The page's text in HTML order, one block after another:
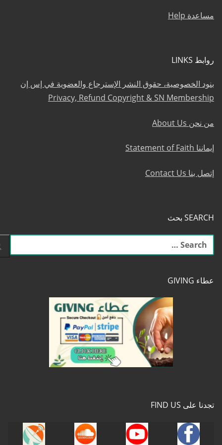
مساعدة Help
روابط LINKS
بنود الخصوصية، حقوق النشر الإسترجاع والعضوية في إس إن
Privacy, Refund Copyright & SN Membership
من نحن About Us
إيماننا Statement of Faith
إتصل بنا Contact Us
SEARCH بحث
البحث
عن:
عطاء GIVING
تجدنا على FIND US